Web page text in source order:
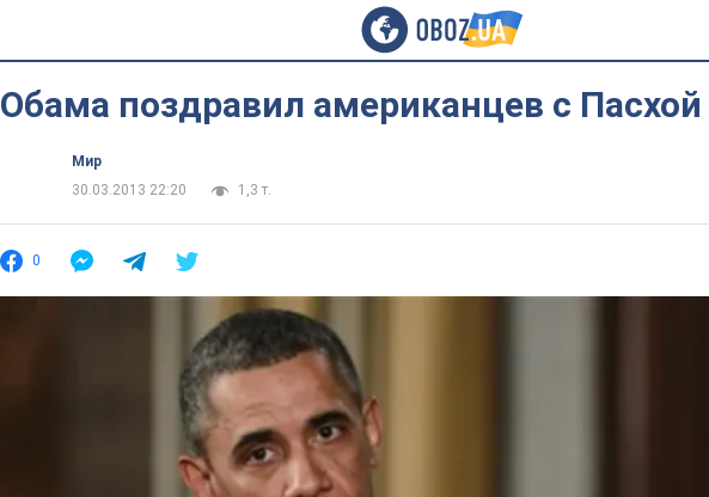
Обама поздравил американцев с Пасхой
Мир
30.03.2013 22:20
1,3 т.
0